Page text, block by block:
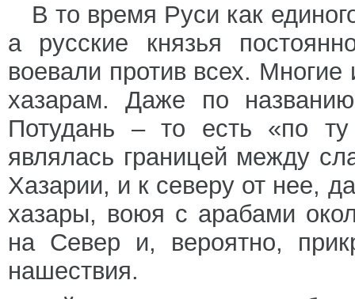
В то время Руси как
а русские князья
воевали против всех.
хазарам. Даже по
Потудань – то есть «по
являлась границей между
Хазарии, и к северу от нее,
хазары, воюя с арабами
на Север и, вероятно,
нашествия.